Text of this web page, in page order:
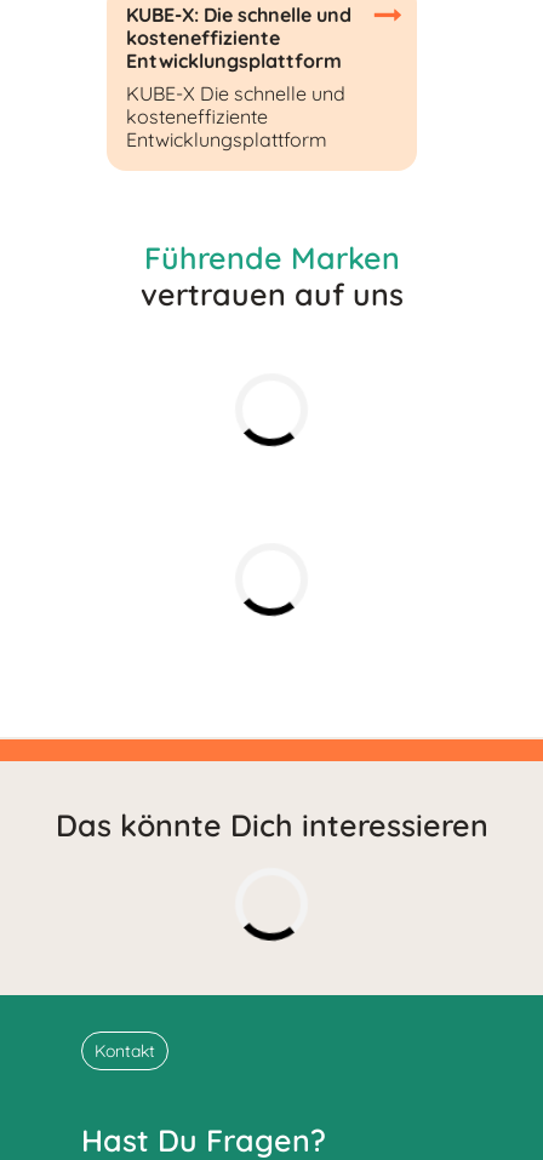
KUBE-X: Die schnelle und
kosteneffiziente
Entwicklungsplattform
KUBE-X Die schnelle und
kosteneffiziente
Entwicklungsplattform
Führende Marken
vertrauen auf uns
Das könnte Dich interessieren
Kontakt
Hast Du Fragen?